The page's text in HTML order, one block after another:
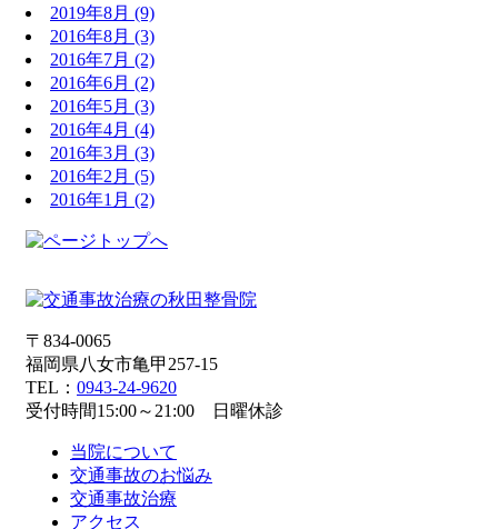
2019年8月 (9)
2016年8月 (3)
2016年7月 (2)
2016年6月 (2)
2016年5月 (3)
2016年4月 (4)
2016年3月 (3)
2016年2月 (5)
2016年1月 (2)
〒834-0065
福岡県八女市亀甲257-15
TEL： 0943-24-9620
受付時間15:00～21:00 日曜休診
当院について
交通事故のお悩み
交通事故治療
アクセス